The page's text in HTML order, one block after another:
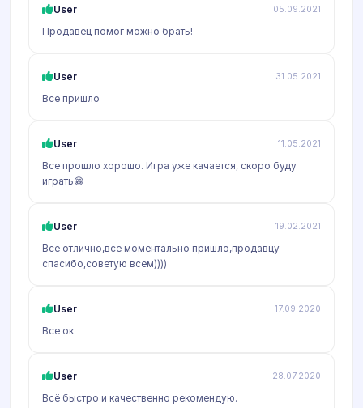
User 05.09.2021
Продавец помог можно брать!
User 31.05.2021
Все пришло
User 11.05.2021
Все прошло хорошо. Игра уже качается, скоро буду
играть😁
User 19.02.2021
Все отлично,все моментально пришло,продавцу
спасибо,советую всем))))
User 17.09.2020
Все ок
User 28.07.2020
Всё быстро и качественно рекомендую.